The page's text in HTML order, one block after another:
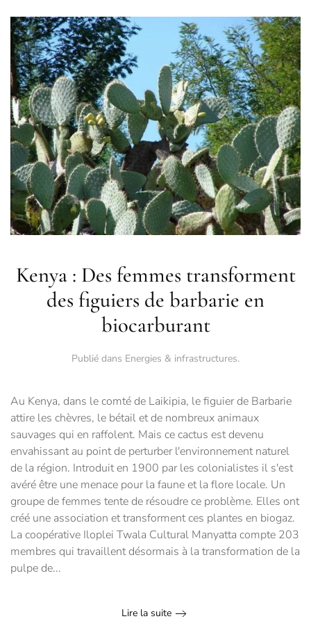
Kenya : Des femmes transforment
des figuiers de barbarie en
biocarburant
Publié dans Energies & infrastructures.
Au Kenya, dans le comté de Laikipia, le figuier de Barbarie
attire les chèvres, le bétail et de nombreux animaux
sauvages qui en raffolent. Mais ce cactus est devenu
envahissant au point de perturber l'environnement naturel
de la région. Introduit en 1900 par les colonialistes il s'est
avéré être une menace pour la faune et la flore locale. Un
groupe de femmes tente de résoudre ce problème. Elles ont
créé une association et transforment ces plantes en biogaz.
La coopérative Iloplei Twala Cultural Manyatta compte 203
membres qui travaillent désormais à la transformation de la
pulpe de...
Lire la suite